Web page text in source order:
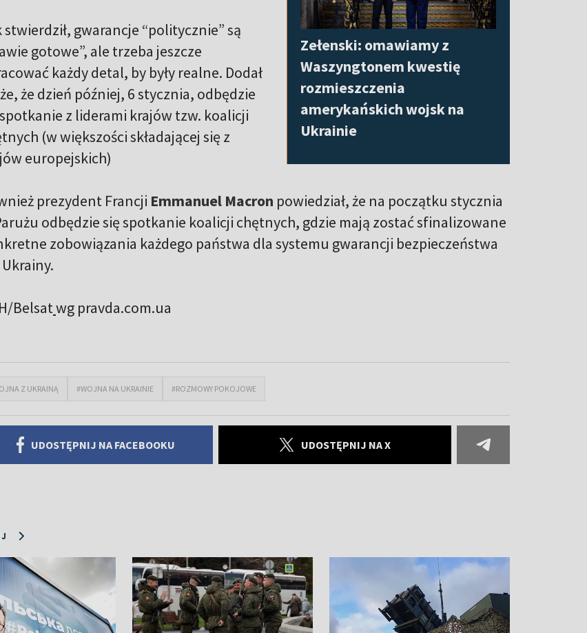
Zełenski: omawiamy z
Waszyngtonem kwestię
rozmieszczenia
amerykańskich wojsk na
Ukrainie
stwierdził, gwarancje “politycznie” są
gotowe”, ale trzeba jeszcze
każdy detal, by były realne. Dodał
że dzień później, 6 stycznia, odbędzie
z liderami krajów tzw. koalicji
(w większości składającej się z
europejskich)
prezydent Francji Emmanuel Macron powiedział, że na początku stycznia
odbędzie się spotkanie koalicji chętnych, gdzie mają zostać sfinalizowane
zobowiązania każdego państwa dla systemu gwarancji bezpieczeństwa
Belsatwg pravda.com.ua
Z UKRAINĄ #WOJNA NA UKRAINIE #ROZMOWY POKOJOWE
UDOSTĘPNIJ NA FACEBOOKU UDOSTĘPNIJ NA X